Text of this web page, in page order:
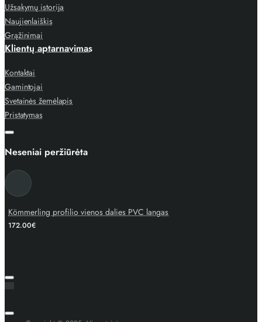
Užsakymų istorija
Naujienlaiškis
Grąžinimai
Klientų aptarnavimas
Kontaktai
Gamintojai
Svetainės žemėlapis
Pristatymas
Neseniai peržiūrėta
Kömmerling profilio vienos dalies PVC langas
172.00€